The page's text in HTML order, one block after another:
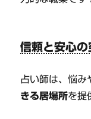
信頼と安心
占い師は、悩み
きる居場所を提